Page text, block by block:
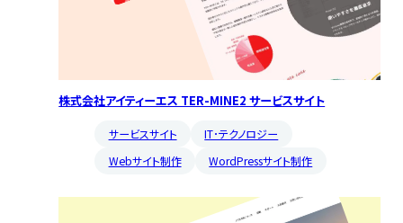
株式会社アイティーエス TER-MINE2 サービスサイト
サービスサイト
IT･テクノロジー
Webサイト制作
WordPressサイト制作